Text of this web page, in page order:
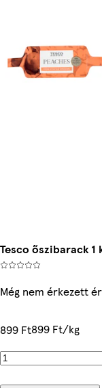
Tesco őszibarack 1
Még nem érkezett
899 Ft899 Ft/kg